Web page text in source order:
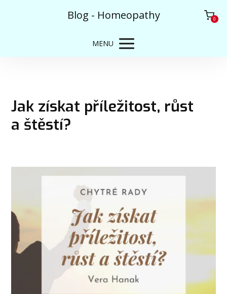
Blog - Homeopathy 0
MENU
Jak získat příležitost, růst
a štěstí?